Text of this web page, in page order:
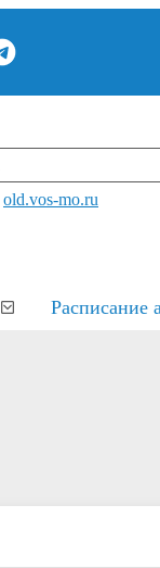
old.vos-mo.ru
Расписание